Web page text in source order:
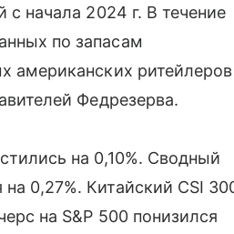
начала 2024 г. В течение
по запасам
американских ритейлеров
Федрезерва.
на 0,10%. Сводный
0,27%. Китайский CSI
на S&P 500 понизился